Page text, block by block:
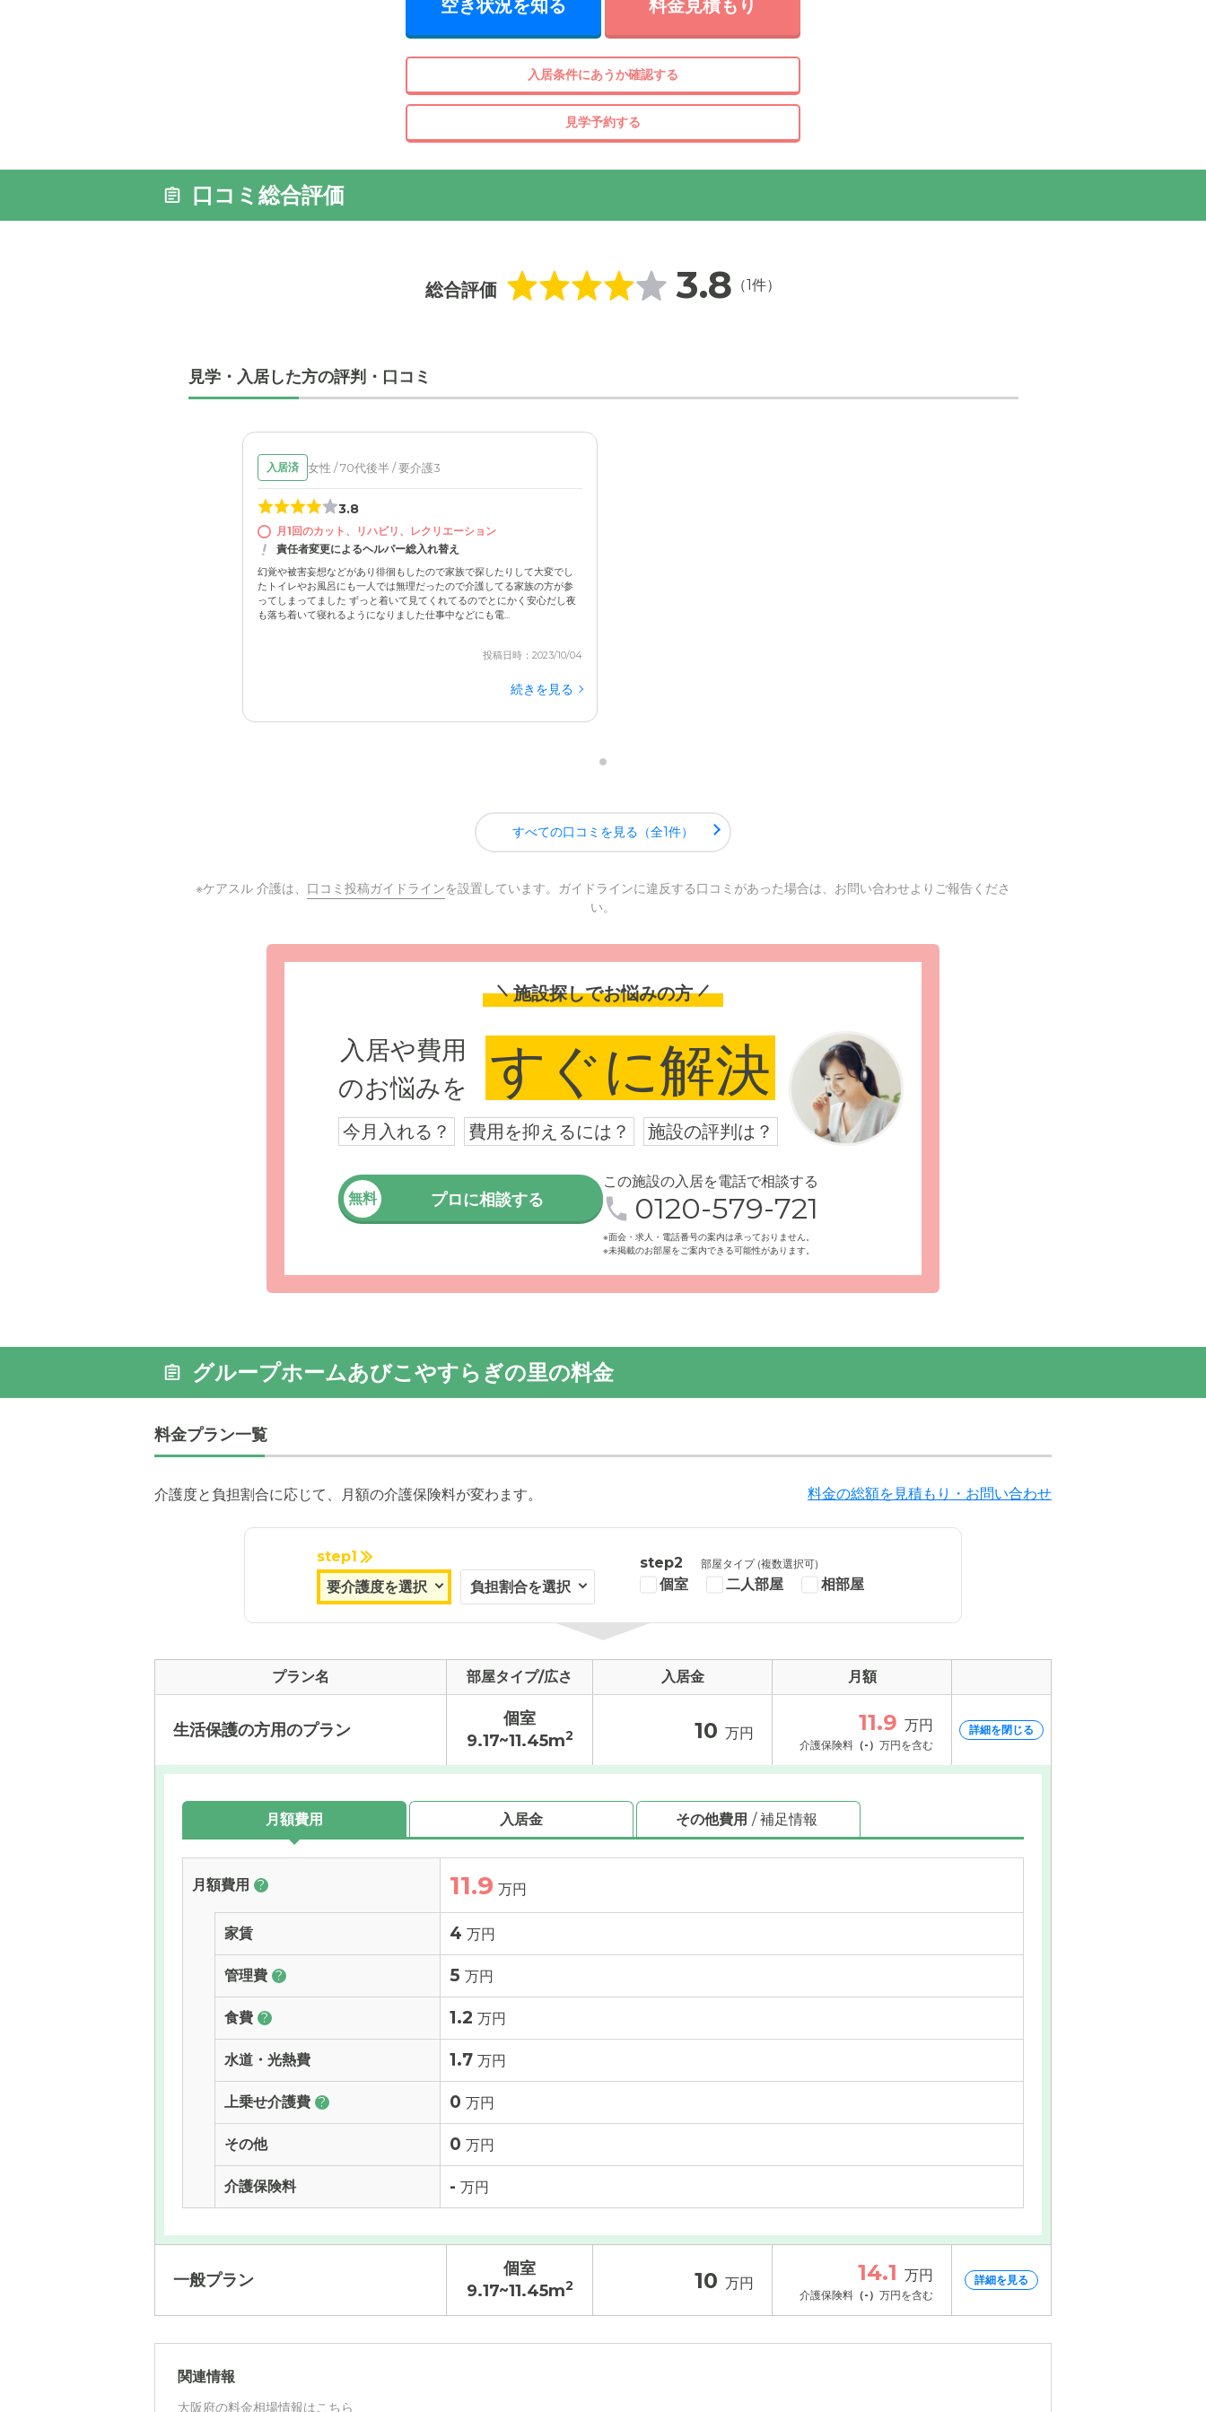
空き状況を知る 料金見積もり
入居条件にあうか確認する
見学予約する
口コミ総合評価
総合評価 3.8 （1件）
見学・入居した方の評判・口コミ
入居済 女性 / 70代後半 / 要介護3
3.8
月1回のカット、リハビリ、レクリエーション
責任者変更によるヘルパー総入れ替え
幻覚や被害妄想などがあり徘徊もしたので家族で探したりして大変でし
たトイレやお風呂にも一人では無理だったので介護してる家族の方が参
ってしまってました ずっと着いて見てくれてるのでとにかく安心だし夜
も落ち着いて寝れるようになりました仕事中などにも電...
投稿日時：2023/10/04
続きを見る
すべての口コミを見る（全1件）
※ケアスル 介護は、 口コミ投稿ガイドラインを設置しています。ガイドラインに違反する口コミがあった場合は、お問い合わせよりご報告くださ
い。
施設探しでお悩みの方
入居や費用
のお悩みを
すぐに解決
今月入れる？ 費用を抑えるには？ 施設の評判は？
無料 プロに相談する
この施設の入居を電話で相談する
0120-579-721
※面会・求人・電話番号の案内は承っておりません。
※未掲載のお部屋をご案内できる可能性があります。
グループホームあびこやすらぎの里の料金
料金プラン一覧
介護度と負担割合に応じて、月額の介護保険料が変わます。 料金の総額を見積もり・お問い合わせ
step1 step2 部屋タイプ (複数選択可)
個室 二人部屋 相部屋
プラン名 部屋タイプ/広さ 入居金 月額
生活保護の方用のプラン
個室
9.17~11.45m2 10 万円 11.9 万円
介護保険料 （-） 万円を含む
詳細を閉じる
月額費用 入居金 その他費用 / 補足情報
月額費用 ? 11.9 万円
家賃 4 万円
管理費 ? 5 万円
食費 ? 1.2 万円
水道・光熱費 1.7 万円
上乗せ介護費 ? 0 万円
その他 0 万円
介護保険料 - 万円
一般プラン
個室
9.17~11.45m2 10 万円 14.1 万円
介護保険料 （-） 万円を含む
詳細を見る
関連情報
大阪府の料金相場情報はこちら